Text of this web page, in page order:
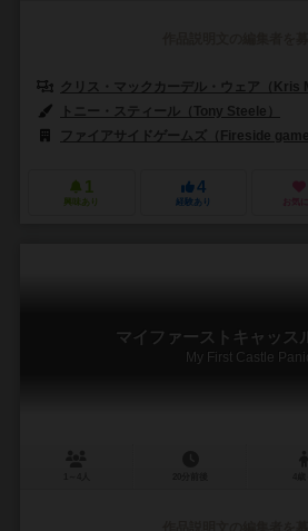
クリス・マックカーデル・ウェア（Kris
トニー・スティール（Tony Steele）
ファイアサイドゲームズ（Fireside
1
興味あり
4
経験あり お気
マイファーストキャッス
My First Castle